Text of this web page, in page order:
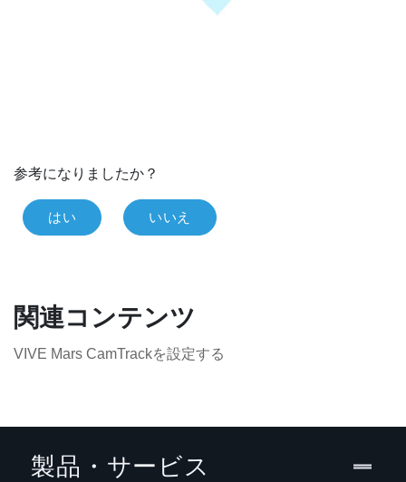
参考になりましたか？
はい いいえ
関連コンテンツ
VIVE Mars CamTrackを設定する
製品・サービス